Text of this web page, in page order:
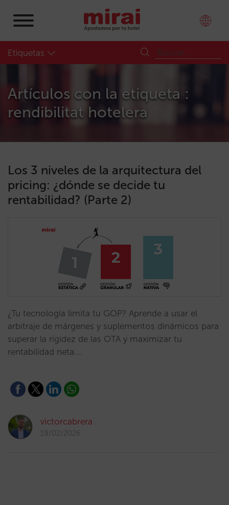
Etiquetas
Artículos con la etiqueta :
rendibilitat hotelera
Los 3 niveles de la arquitectura del
pricing: ¿dónde se decide tu
rentabilidad? (Parte 2)
¿Tu tecnología limita tu GOP? Aprende a usar el
arbitraje de márgenes y suplementos dinámicos para
superar la rigidez de las OTA y maximizar tu
rentabilidad neta.…
victorcabrera
19/02/2026